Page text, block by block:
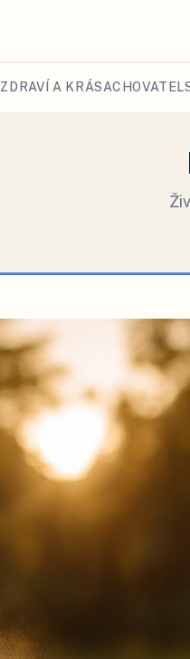
ZDRAVÍ A KRÁSA